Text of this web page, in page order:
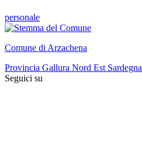
personale
Comune di Arzachena
Provincia Gallura Nord Est Sardegna
Seguici su